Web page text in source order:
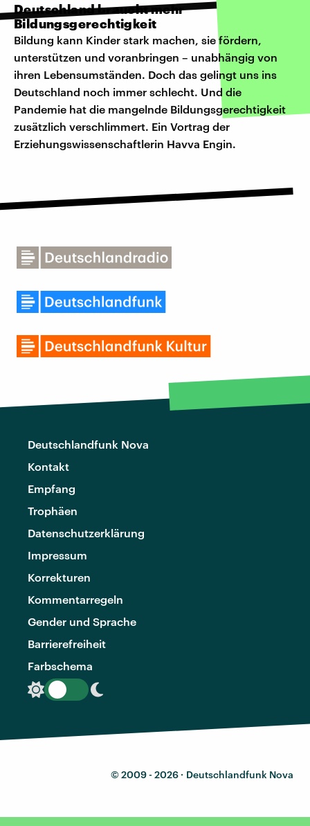
Deutschland braucht mehr
Bildungsgerechtigkeit
Bildung kann Kinder stark machen, sie fördern,
unterstützen und voranbringen – unabhängig von
ihren Lebensumständen. Doch das gelingt uns ins
Deutschland noch immer schlecht. Und die
Pandemie hat die mangelnde Bildungsgerechtigkeit
zusätzlich verschlimmert. Ein Vortrag der
Erziehungswissenschaftlerin Havva Engin.
Deutschlandfunk Nova
Kontakt
Empfang
Trophäen
Datenschutzerklärung
Impressum
Korrekturen
Kommentarregeln
Gender und Sprache
Barrierefreiheit
Farbschema
© 2009 - 2026 · Deutschlandfunk Nova